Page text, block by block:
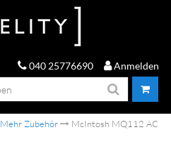
040 25776690 Anmelden
Mehr Zubehör
McIntosh MQ112 AC